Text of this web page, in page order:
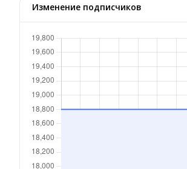
Изменение подписчиков